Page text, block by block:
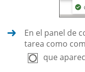
En el panel de
tarea como
que